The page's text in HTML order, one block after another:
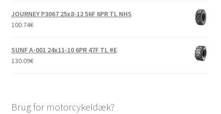
JOURNEY P3067 25x8-12 56F 6PR TL NHS
100.74€
SUNF A-001 24x11-10 6PR 47F TL #E
130.09€
Brug for motorcykeldæk?